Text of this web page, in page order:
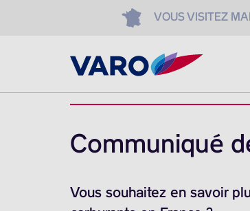
VOUS VISITEZ
Communiqué
Vous souhaitez en savoir